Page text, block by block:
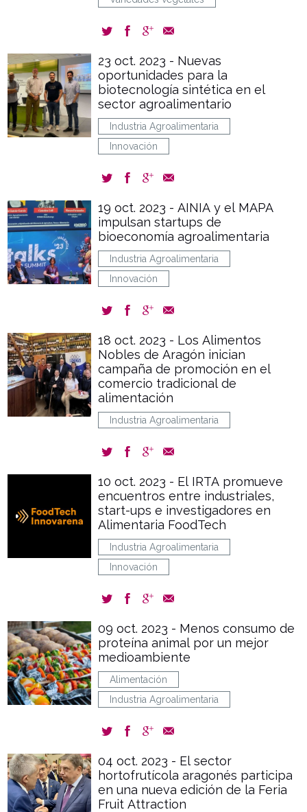
23 oct. 2023 - Nuevas
oportunidades para la
biotecnología sintética en el
sector agroalimentario
Industria Agroalimentaria
Innovación
19 oct. 2023 - AINIA y el MAPA
impulsan startups de
bioeconomía agroalimentaria
Industria Agroalimentaria
Innovación
18 oct. 2023 - Los Alimentos
Nobles de Aragón inician
campaña de promoción en el
comercio tradicional de
alimentación
Industria Agroalimentaria
10 oct. 2023 - El IRTA promueve
encuentros entre industriales,
start-ups e investigadores en
Alimentaria FoodTech
Industria Agroalimentaria
Innovación
09 oct. 2023 - Menos consumo de
proteína animal por un mejor
medioambiente
Alimentación
Industria Agroalimentaria
04 oct. 2023 - El sector
hortofrutícola aragonés participa
en una nueva edición de la Feria
Fruit Attraction